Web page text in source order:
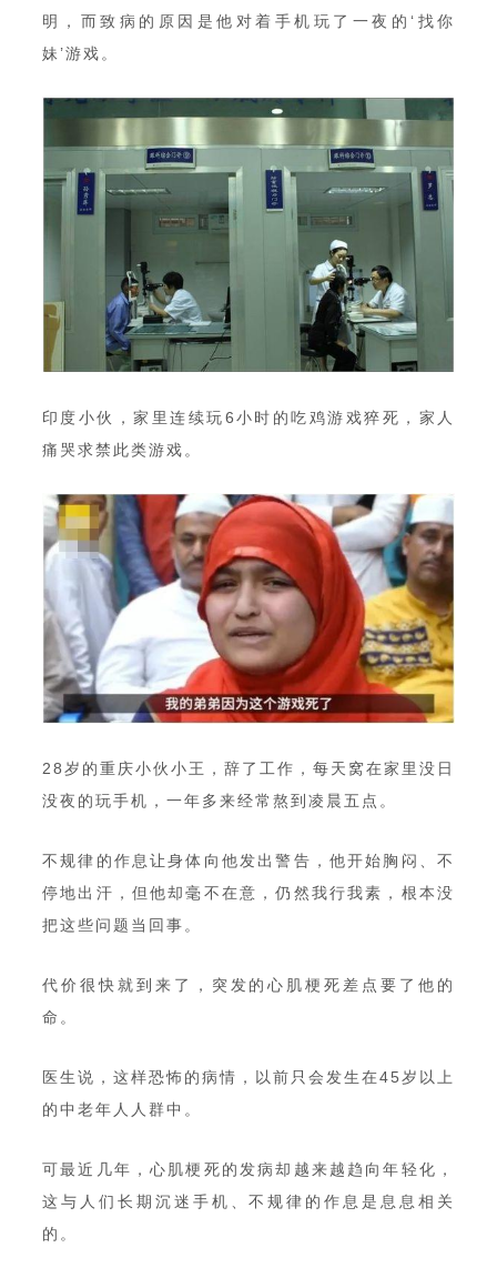
明，而致病的原因是他对着手机玩了一夜的‘找你
妹’游戏。
印度小伙，家里连续玩6小时的吃鸡游戏猝死，家人
痛哭求禁此类游戏。
28岁的重庆小伙小王，辞了工作，每天窝在家里没日
没夜的玩手机，一年多来经常熬到凌晨五点。
不规律的作息让身体向他发出警告，他开始胸闷、不
停地出汗，但他却毫不在意，仍然我行我素，根本没
把这些问题当回事。
代价很快就到来了，突发的心肌梗死差点要了他的
命。
医生说，这样恐怖的病情，以前只会发生在45岁以上
的中老年人人群中。
可最近几年，心肌梗死的发病却越来越趋向年轻化，
这与人们长期沉迷手机、不规律的作息是息息相关
的。